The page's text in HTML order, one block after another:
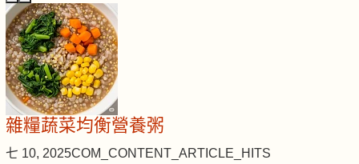
雜糧蔬菜均衡營養粥
七 10, 2025COM_CONTENT_ARTICLE_HITS